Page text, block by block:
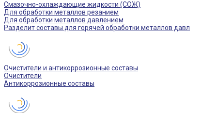
Смазочно-охлаждающие жидкости (СОЖ)
Для обработки металлов резанием
Для обработки металлов давлением
Разделит составы для горячей обработки металлов давл
Очистители и антикоррозионные составы
Очистители
Антикоррозионные составы